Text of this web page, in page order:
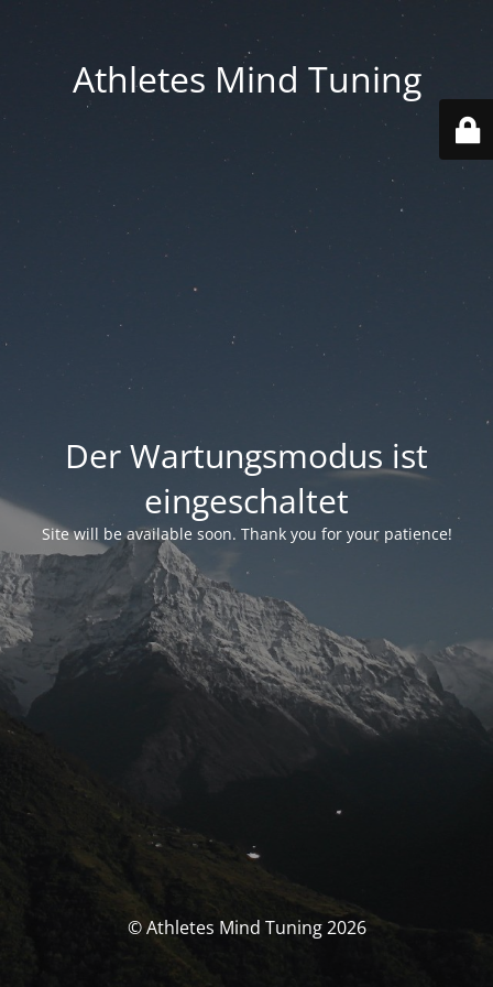
Athletes Mind Tuning
Der Wartungsmodus ist
eingeschaltet
Site will be available soon. Thank you for your patience!
© Athletes Mind Tuning 2026